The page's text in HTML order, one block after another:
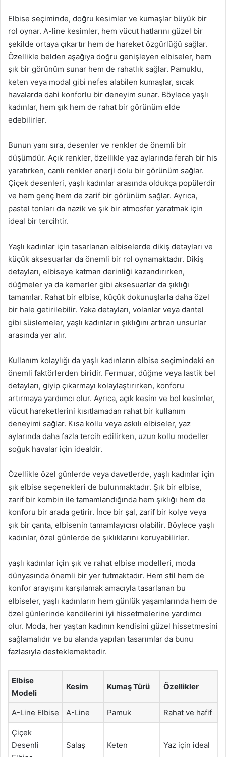
Elbise seçiminde, doğru kesimler ve kumaşlar büyük bir
rol oynar. A-line kesimler, hem vücut hatlarını güzel bir
şekilde ortaya çıkartır hem de hareket özgürlüğü sağlar.
Özellikle belden aşağıya doğru genişleyen elbiseler, hem
şık bir görünüm sunar hem de rahatlık sağlar. Pamuklu,
keten veya modal gibi nefes alabilen kumaşlar, sıcak
havalarda dahi konforlu bir deneyim sunar. Böylece yaşlı
kadınlar, hem şık hem de rahat bir görünüm elde
edebilirler.
Bunun yanı sıra, desenler ve renkler de önemli bir
düşümdür. Açık renkler, özellikle yaz aylarında ferah bir his
yaratırken, canlı renkler enerji dolu bir görünüm sağlar.
Çiçek desenleri, yaşlı kadınlar arasında oldukça popülerdir
ve hem genç hem de zarif bir görünüm sağlar. Ayrıca,
pastel tonları da nazik ve şık bir atmosfer yaratmak için
ideal bir tercihtir.
Yaşlı kadınlar için tasarlanan elbiselerde dikiş detayları ve
küçük aksesuarlar da önemli bir rol oynamaktadır. Dikiş
detayları, elbiseye katman derinliği kazandırırken,
düğmeler ya da kemerler gibi aksesuarlar da şıklığı
tamamlar. Rahat bir elbise, küçük dokunuşlarla daha özel
bir hale getirilebilir. Yaka detayları, volanlar veya dantel
gibi süslemeler, yaşlı kadınların şıklığını artıran unsurlar
arasında yer alır.
Kullanım kolaylığı da yaşlı kadınların elbise seçimindeki en
önemli faktörlerden biridir. Fermuar, düğme veya lastik bel
detayları, giyip çıkarmayı kolaylaştırırken, konforu
artırmaya yardımcı olur. Ayrıca, açık kesim ve bol kesimler,
vücut hareketlerini kısıtlamadan rahat bir kullanım
deneyimi sağlar. Kısa kollu veya askılı elbiseler, yaz
aylarında daha fazla tercih edilirken, uzun kollu modeller
soğuk havalar için idealdir.
Özellikle özel günlerde veya davetlerde, yaşlı kadınlar için
şık elbise seçenekleri de bulunmaktadır. Şık bir elbise,
zarif bir kombin ile tamamlandığında hem şıklığı hem de
konforu bir arada getirir. İnce bir şal, zarif bir kolye veya
şık bir çanta, elbisenin tamamlayıcısı olabilir. Böylece yaşlı
kadınlar, özel günlerde de şıklıklarını koruyabilirler.
yaşlı kadınlar için şık ve rahat elbise modelleri, moda
dünyasında önemli bir yer tutmaktadır. Hem stil hem de
konfor arayışını karşılamak amacıyla tasarlanan bu
elbiseler, yaşlı kadınların hem günlük yaşamlarında hem de
özel günlerinde kendilerini iyi hissetmelerine yardımcı
olur. Moda, her yaştan kadının kendisini güzel hissetmesini
sağlamalıdır ve bu alanda yapılan tasarımlar da bunu
fazlasıyla desteklemektedir.
Elbise
Modeli
Kesim Kumaş Türü Özellikler
A-Line Elbise A-Line Pamuk Rahat ve hafif
Çiçek
Desenli
Salaş Keten Yaz için ideal